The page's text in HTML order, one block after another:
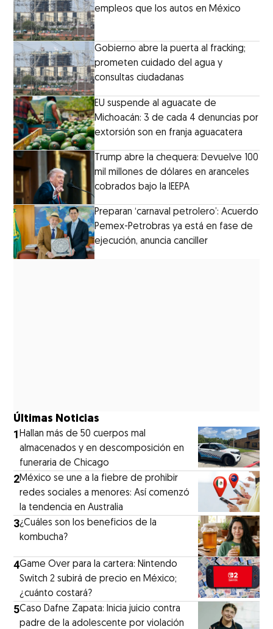
empleos que los autos en México
Gobierno abre la puerta al fracking;
prometen cuidado del agua y
consultas ciudadanas
EU suspende al aguacate de
Michoacán: 3 de cada 4 denuncias por
extorsión son en franja aguacatera
Trump abre la chequera: Devuelve 100
mil millones de dólares en aranceles
cobrados bajo la IEEPA
Preparan ‘carnaval petrolero’: Acuerdo
Pemex-Petrobras ya está en fase de
ejecución, anuncia canciller
Últimas Noticias
1Hallan más de 50 cuerpos mal
almacenados y en descomposición en
funeraria de Chicago
2México se une a la fiebre de prohibir
redes sociales a menores: Así comenzó
la tendencia en Australia
3¿Cuáles son los beneficios de la
kombucha?
4Game Over para la cartera: Nintendo
Switch 2 subirá de precio en México;
¿cuánto costará?
5Caso Dafne Zapata: Inicia juicio contra
padre de la adolescente por violación